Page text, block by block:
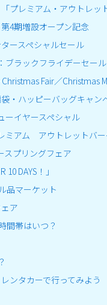
プレミアム・アウトレッ
4期増設オープン記念
ースペシャルセール
ブラックフライデーセール
Fair／Christmas
・ハッピーバッグキャン
ーイヤースペシャル
ミアム アウトレットバ
スプリングフェア
10 DAYS！」
品マーケット
ア
間帯はいつ？
ンタカーで行ってみよう